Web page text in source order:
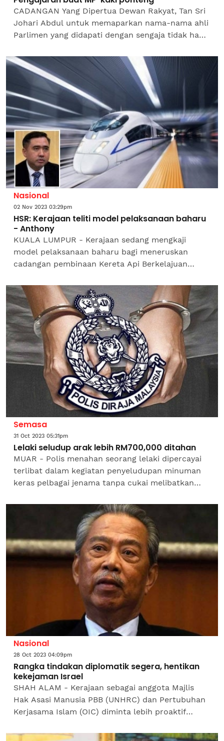
CADANGAN Yang Dipertua Dewan Rakyat, Tan Sri
Johari Abdul untuk memaparkan nama-nama ahli
Parlimen yang didapati dengan sengaja tidak hadir
langkah...
Nasional
02 Nov 2023 03:29pm
HSR: Kerajaan teliti model pelaksanaan baharu
- Anthony
KUALA LUMPUR - Kerajaan sedang mengkaji
model pelaksanaan baharu bagi meneruskan
cadangan pembinaan Kereta Api Berkelajuan
dan Singapura, kata Menteri...
Semasa
31 Oct 2023 05:31pm
Lelaki seludup arak lebih RM700,000 ditahan
MUAR - Polis menahan seorang lelaki dipercayai
terlibat dalam kegiatan penyeludupan minuman
keras pelbagai jenama tanpa cukai melibatkan
Jalan...
Nasional
28 Oct 2023 04:09pm
Rangka tindakan diplomatik segera, hentikan
kekejaman Israel
SHAH ALAM - Kerajaan sebagai anggota Majlis
Hak Asasi Manusia PBB (UNHRC) dan Pertubuhan
Kerjasama Islam (OIC) diminta lebih proaktif
tindakan bagi...